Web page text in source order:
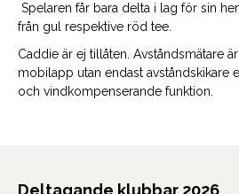
Spelaren får bara delta i lag för sin
från gul respektive röd tee.
Caddie är ej tillåten. Avståndsmätare
mobilapp utan endast
och vindkompenserande funktion.
Deltagande klubbar 2026